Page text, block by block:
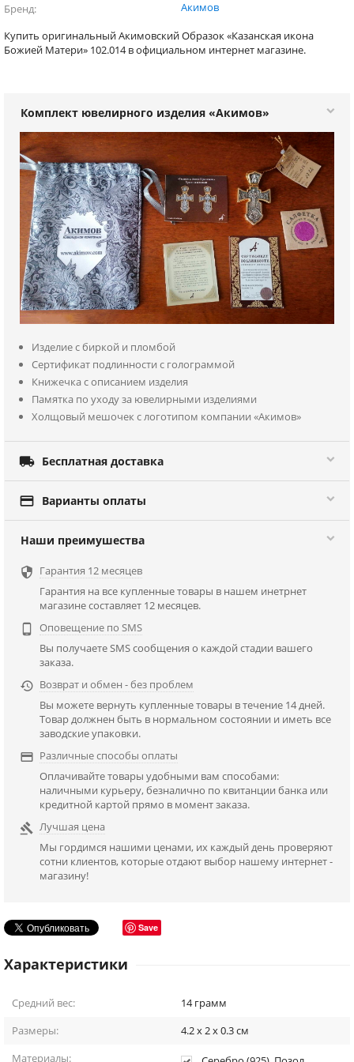
Бренд Акимов
Купить оригинальный Акимовский Образок «Казанская икона
Божией Матери» 102.014 в официальном интернет магазине.
Комплект ювелирного изделия «Акимов»
Изделие с биркой и пломбой
Сертификат подлинности с голограммой
Книжечка с описанием изделия
Памятка по уходу за ювелирными изделиями
Холщовый мешочек с логотипом компании «Акимов»
 Бесплатная доставка
 Варианты оплаты
Наши преимушества
 Гарантия 12 месяцев
Гарантия на все купленные товары в нашем инетрнет
магазине составляет 12 месяцев.

Оповещение по SMS
Вы получаете SMS сообщения о каждой стадии вашего
заказа.
 Возврат и обмен - без проблем
Вы можете вернуть купленные товары в течение 14 дней.
Товар должнен быть в нормальном состоянии и иметь все
заводские упаковки.
 Различные способы оплаты
Оплачивайте товары удобными вам способами:
наличными курьеру, безналично по квитанции банка или
кредитной картой прямо в момент заказа.
 Лучшая цена
Мы гордимся нашими ценами, их каждый день проверяют
сотни клиентов, которые отдают выбор нашему интернет -
магазину!
Save
Характеристики
Средний вес: 14 грамм
Размеры:
4.2 x 2 x 0.3см
Материалы: